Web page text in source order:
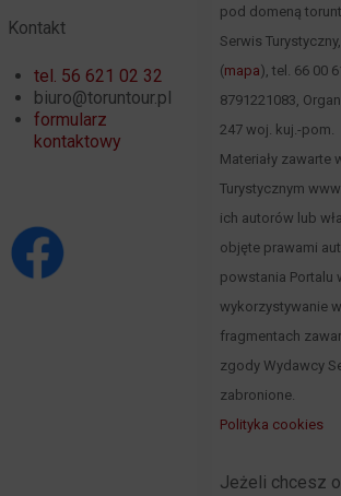
Kontakt
tel. 56 621 02 32
biuro@toruntour.pl
formularz
kontaktowy
pod domeną
Serwis
(mapa), tel. 66 00
8791221083,
247 woj. kuj.-pom.
Materiały zawarte
Turystycznym
ich autorów lub
objęte prawami
powstania Portalu
wykorzystywanie
fragmentach
zgody Wydawcy
zabronione.
Polityka cookies
Jeżeli chcesz